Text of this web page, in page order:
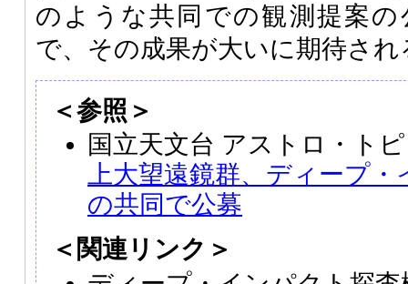
のような共同での観測提案
で、その成果が大いに期待さ
＜参照＞
国立天文台 アストロ・ト
上大望遠鏡群、ディープ
の共同で公募
＜関連リンク＞